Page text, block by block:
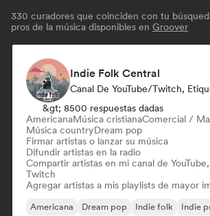
330 curadores que coinciden con tu
pros de la música disponibles en Groover
Indie Folk Central
&gt; 8500 respuestas dadas
AmericanaMúsica cristianaComercial /
Música countryDream pop
Firmar artistas o lanzar su música
Difundir artistas en la radio
Compartir artistas en mi canal de
Twitch
Agregar artistas a mis playlists de mayor
Americana Dream pop Indie folk Indie